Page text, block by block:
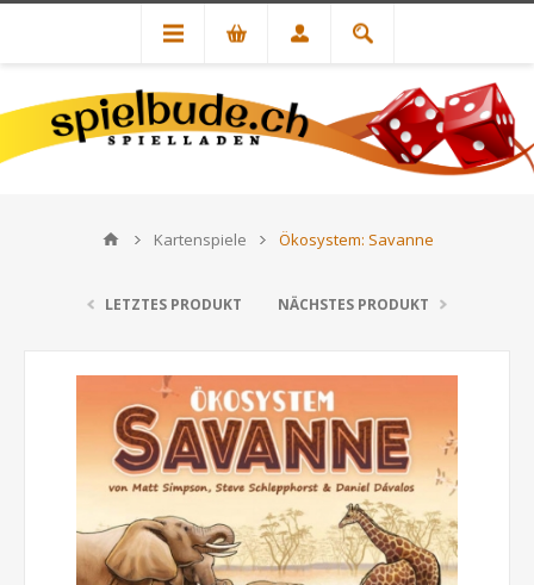
Kartenspiele Ökosystem: Savanne
LETZTES PRODUKT NÄCHSTES PRODUKT